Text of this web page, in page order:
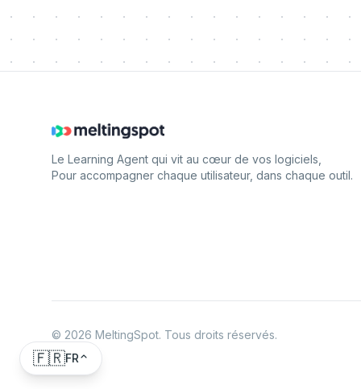
Le Learning Agent qui vit au cœur de vos logiciels,
Pour accompagner chaque utilisateur, dans chaque outil.
© 2026 MeltingSpot. Tous droits réservés.
🇫🇷FR